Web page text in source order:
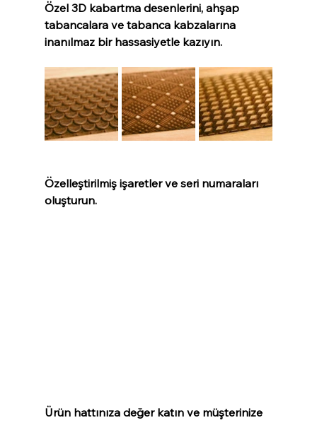
Özel 3D kabartma desenlerini, ahşap
tabancalara ve tabanca kabzalarına
inanılmaz bir hassasiyetle kazıyın.
Özelleştirilmiş işaretler ve seri numaraları
oluşturun.
Ürün hattınıza değer katın ve müşterinize